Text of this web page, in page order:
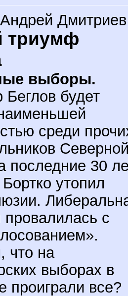
Андрей Дмитриев
триумф
выборы.
Беглов будет
среди
последние 30
утопил
провалилась с
что на
выборах в
проиграли все?